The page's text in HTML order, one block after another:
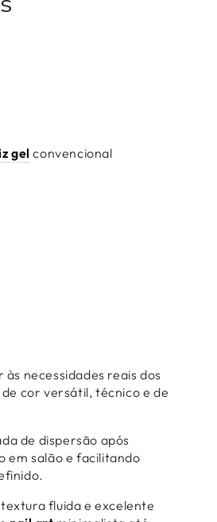
gel convencional
necessidades reais dos
cor versátil, técnico e de
de dispersão após
em salão e facilitando
fluida e excelente